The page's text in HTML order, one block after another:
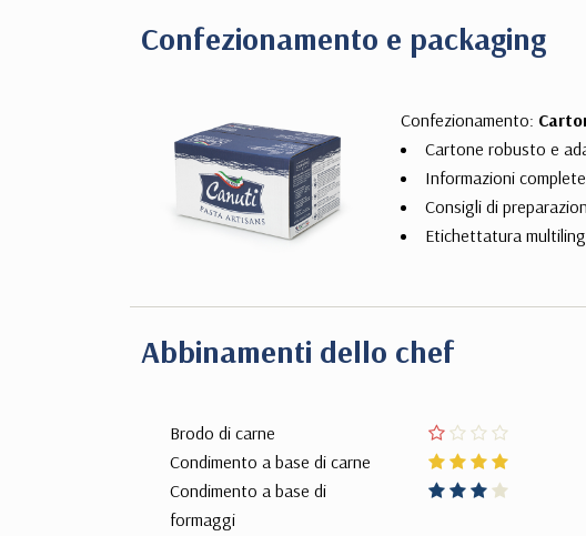
Confezionamento e packaging
Confezionamento:
Cartone robusto e
Informazioni
Consigli di
Etichettatura
Abbinamenti dello chef
Brodo di carne
Condimento a base di carne
Condimento a base di
formaggi